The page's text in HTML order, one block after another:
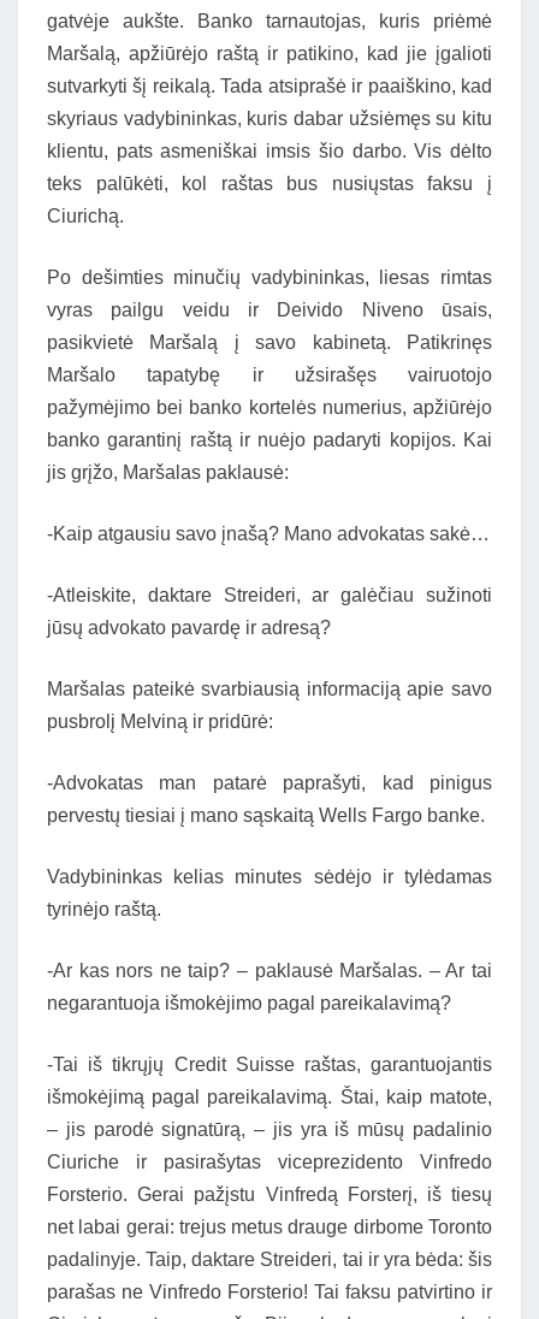
gatvėje aukšte. Banko tarnautojas, kuris priėmė
Maršalą, apžiūrėjo raštą ir patikino, kad jie įgalioti
sutvarkyti šį reikalą. Tada atsiprašė ir paaiškino, kad
skyriaus vadybininkas, kuris dabar užsiėmęs su kitu
klientu, pats asmeniškai imsis šio darbo. Vis dėlto
teks palūkėti, kol raštas bus nusiųstas faksu į
Ciurichą.
Po dešimties minučių vadybininkas, liesas rimtas
vyras pailgu veidu ir Deivido Niveno ūsais,
pasikvietė Maršalą į savo kabinetą. Patikrinęs
Maršalo tapatybę ir užsirašęs vairuotojo
pažymėjimo bei banko kortelės numerius, apžiūrėjo
banko garantinį raštą ir nuėjo padaryti kopijos. Kai
jis grįžo, Maršalas paklausė:
-Kaip atgausiu savo įnašą? Mano advokatas sakė…
-Atleiskite, daktare Streideri, ar galėčiau sužinoti
jūsų advokato pavardę ir adresą?
Maršalas pateikė svarbiausią informaciją apie savo
pusbrolį Melviną ir pridūrė:
-Advokatas man patarė paprašyti, kad pinigus
pervestų tiesiai į mano sąskaitą Wells Fargo banke.
Vadybininkas kelias minutes sėdėjo ir tylėdamas
tyrinėjo raštą.
-Ar kas nors ne taip? – paklausė Maršalas. – Ar tai
negarantuoja išmokėjimo pagal pareikalavimą?
-Tai iš tikrųjų Credit Suisse raštas, garantuojantis
išmokėjimą pagal pareikalavimą. Štai, kaip matote,
– jis parodė signatūrą, – jis yra iš mūsų padalinio
Ciuriche ir pasirašytas viceprezidento Vinfredo
Forsterio. Gerai pažįstu Vinfredą Forsterį, iš tiesų
net labai gerai: trejus metus drauge dirbome Toronto
padalinyje. Taip, daktare Streideri, tai ir yra bėda: šis
parašas ne Vinfredo Forsterio! Tai faksu patvirtino ir